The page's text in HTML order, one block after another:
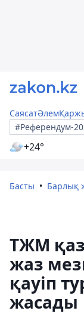
СаясатӘлем
#Референдум-
+24°
Басты Барлық
ТЖМ
жаз
қауіп
жасады